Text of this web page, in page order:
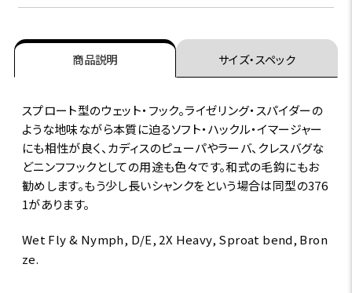
商品説明 サイズ・スペック
スプロート型のウェット・フック。ライゼリング・スパイダーの
ような地味ながら本質に迫るソフト・ハックル・イマージャー
にも相性が良く、カディスのピューパやラーバ、クレスバグな
どニンフフックとしての用途も色々です。和式の毛鈎にもお
勧めします。もう少し長いシャンクをという場合は同型の376
1があります。
Wet Fly & Nymph, D/E, 2X Heavy, Sproat bend, Bron
ze.